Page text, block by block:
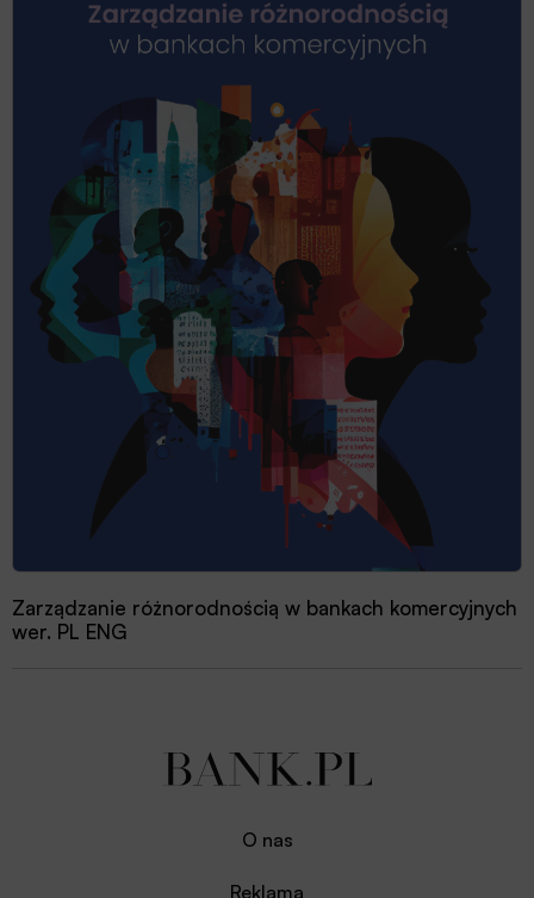
Zarządzanie różnorodnością w bankach komercyjnych
wer. PL ENG
O nas
Reklama